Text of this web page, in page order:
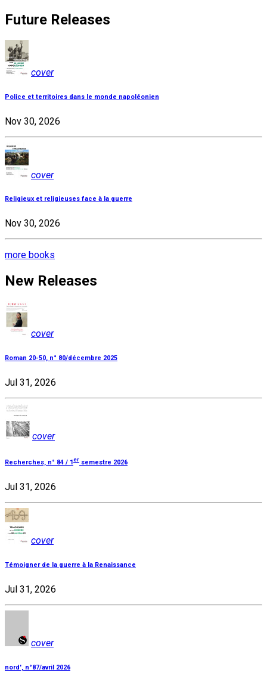
Future Releases
cover
Police et territoires dans le monde napoléonien
Nov 30, 2026
cover
Religieux et religieuses face à la guerre
Nov 30, 2026
more books
New Releases
cover
Roman 20-50, n° 80/décembre 2025
Jul 31, 2026
cover
Recherches, n° 84 / 1er semestre 2026
Jul 31, 2026
cover
Témoigner de la guerre à la Renaissance
Jul 31, 2026
cover
nord', n°87/avril 2026